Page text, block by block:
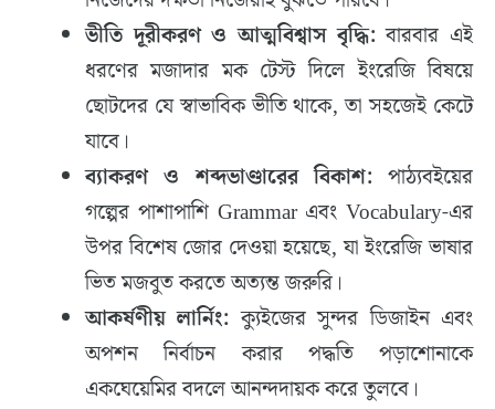
ভীতি দূরীকরণ ও আত্মবিশ্বাস বৃদ্ধি: বারবার এই
ধরণের মজাদার মক টেস্ট দিলে ইংরেজি বিষয়ে
ছোটদের যে স্বাভাবিক ভীতি থাকে, তা সহজেই কেটে
যাবে।
ব্যাকরণ ও শব্দভাণ্ডারের বিকাশ: পাঠ্যবইয়ের
গল্পের পাশাপাশি Grammar এবং Vocabulary-এর
উপর বিশেষ জোর দেওয়া হয়েছে, যা ইংরেজি ভাষার
ভিত মজবুত করতে অত্যন্ত জরুরি।
আকর্ষণীয় লার্নিং: ক্যুইজের সুন্দর ডিজাইন এবং
অপশন নির্বাচন করার পদ্ধতি পড়াশোনাকে
একঘেয়েমির বদলে আনন্দদায়ক করে তুলবে।